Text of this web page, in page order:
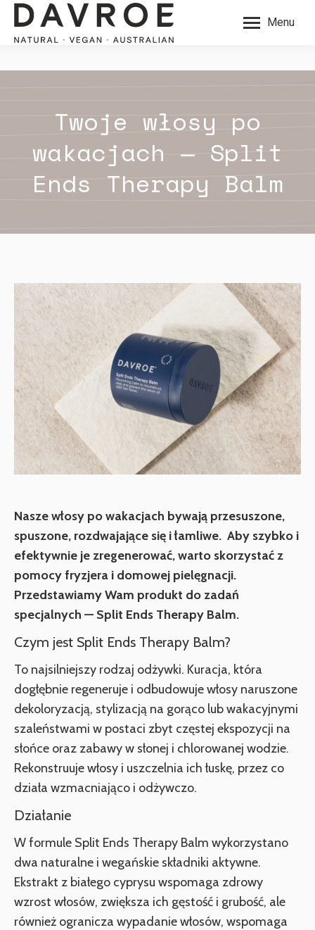
Menu
Twoje włosy po
wakacjach — Split
Ends Therapy Balm
Nasze włosy po wakacjach bywają przesuszone,
spuszone, rozdwajające się i łamliwe. Aby szybko i
efektywnie je zregenerować, warto skorzystać z
pomocy fryzjera i domowej pielęgnacji.
Przedstawiamy Wam produkt do zadań
specjalnych — Split Ends Therapy Balm.
Czym jest Split Ends Therapy Balm?
To najsilniejszy rodzaj odżywki. Kuracja, która
dogłębnie regeneruje i odbudowuje włosy naruszone
dekoloryzacją, stylizacją na gorąco lub wakacyjnymi
szaleństwami w postaci zbyt częstej ekspozycji na
słońce oraz zabawy w słonej i chlorowanej wodzie.
Rekonstruuje włosy i uszczelnia ich łuskę, przez co
działa wzmacniająco i odżywczo.
Działanie
W formule Split Ends Therapy Balm wykorzystano
dwa naturalne i wegańskie składniki aktywne.
Ekstrakt z białego cyprysu wspomaga zdrowy
wzrost włosów, zwiększa ich gęstość i grubość, ale
również ogranicza wypadanie włosów, wspomaga